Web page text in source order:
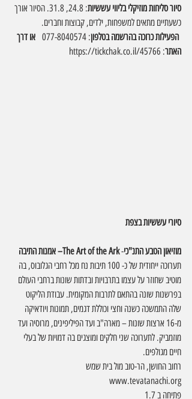
סיור סליחות מוזיקלי בליווי עששיות
: 24.8, 31.8. הסיור אורך
כשעתיים מתאים למשפחות, ילדים, קבוצות וחברים.
הפעילות כרוכה בהרשמה בטלפון: 077-8040574
או דרך
האתר:
https://tickchak.co.il/45766
סיורי עששיות בצפת
מוזיאון הטבע התנ"כי- The Art of the Ark– אמנות התיבה
תערוכה ייחודית של כ- 100 תיבות נח מכל רחבי הגלובוס, בה
מוטיב שחוזר על עצמו בתרבויות ובדתות שונות ברחבי העולם
בפרשנות שונה בהתאם לתרבות המקומית. עבודת הליקוט
שלה התמשכה כשנה וחצי וכוללת דגמים, תמונות ויודאיקה
מ-16 ארצות שונות – מארה"ב ועד הפיליפינים, מרוסיה ועד
מוזמביק. לתערוכה שני חלקים ומוצגים בה דמויות של בעלי
חיים מגולפים.
רחוב החושן, הר-טוב מול בית שמש
www.tevatanachi.org
פתיחה ב 1.7